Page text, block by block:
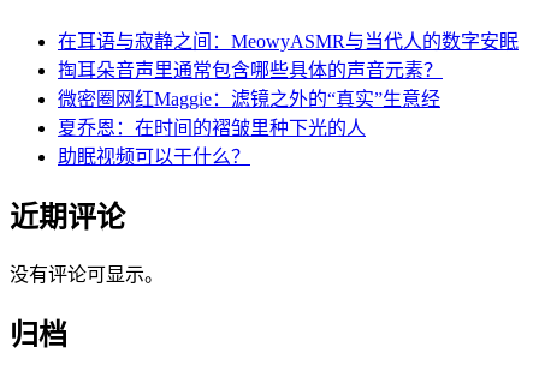
在耳语与寂静之间：MeowyASMR与当代人的数字安眠
掏耳朵音声里通常包含哪些具体的声音元素？
微密圈网红Maggie：滤镜之外的“真实”生意经
夏乔恩：在时间的褶皱里种下光的人
助眠视频可以干什么？
近期评论
没有评论可显示。
归档